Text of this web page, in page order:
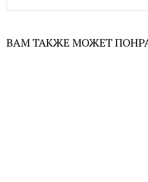
ВАМ ТАКЖЕ МОЖЕТ